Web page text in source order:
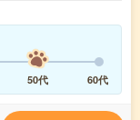
50代 60代